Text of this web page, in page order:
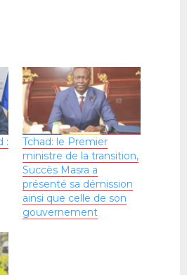
:
Tchad: le Premier
ministre de la transition,
Succès Masra a
présenté sa démission
ainsi que celle de son
gouvernement